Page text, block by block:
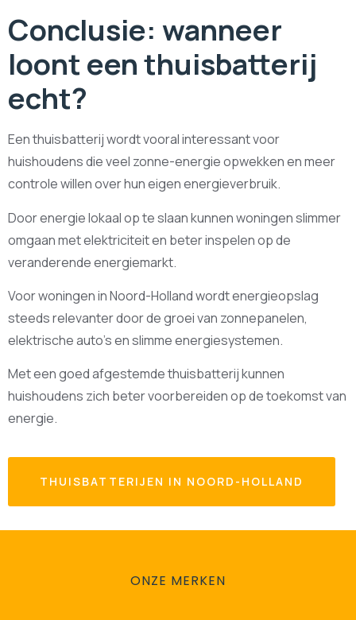
Conclusie: wanneer
loont een thuisbatterij
echt?
Een thuisbatterij wordt vooral interessant voor
huishoudens die veel zonne-energie opwekken en meer
controle willen over hun eigen energieverbruik.
Door energie lokaal op te slaan kunnen woningen slimmer
omgaan met elektriciteit en beter inspelen op de
veranderende energiemarkt.
Voor woningen in Noord-Holland wordt energieopslag
steeds relevanter door de groei van zonnepanelen,
elektrische auto’s en slimme energiesystemen.
Met een goed afgestemde thuisbatterij kunnen
huishoudens zich beter voorbereiden op de toekomst van
energie.
THUISBATTERIJEN IN NOORD-HOLLAND
ONZE MERKEN